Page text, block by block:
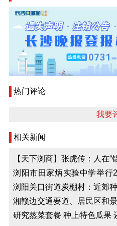
热门评论
我要
相关新闻
【天下浏商】张虎传：人在“
浏阳市田家炳实验中学举行
暨“共创田园”德育展示活动
浏阳关口街道炭棚村：近郊
湘赣边交通要道、居民区和
研究蒸菜套餐 种上特色瓜果